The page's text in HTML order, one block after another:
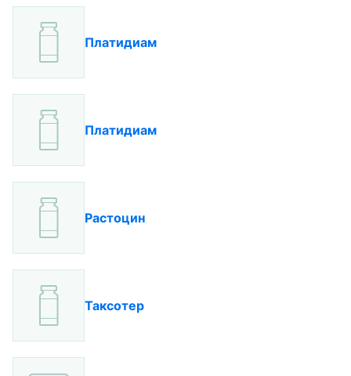
Платидиам
Платидиам
Растоцин
Таксотер